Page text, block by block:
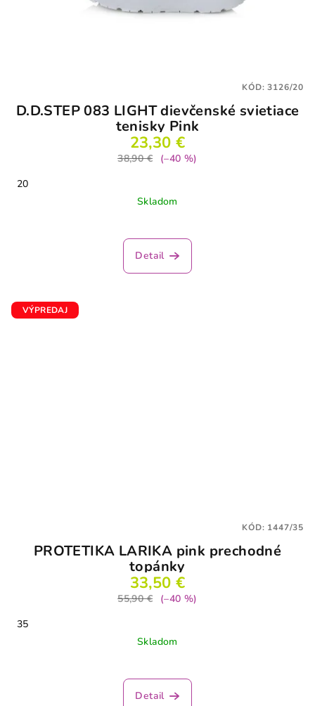
D.D.STEP 083 LIGHT dievčenské svietiace
tenisky Pink
23,30 €
38,90 €
(–40 %)
20
Skladom
Detail
KÓD:3126/20
VÝPREDAJ
PROTETIKA LARIKA pink prechodné
topánky
33,50 €
55,90 €
(–40 %)
35
Skladom
Detail
KÓD: 1447/35